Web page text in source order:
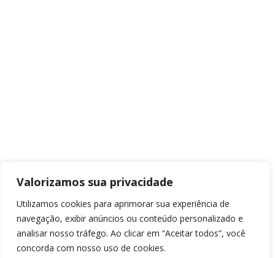
Valorizamos sua privacidade
Utilizamos cookies para aprimorar sua experiência de
navegação, exibir anúncios ou conteúdo personalizado e
analisar nosso tráfego. Ao clicar em “Aceitar todos”, você
concorda com nosso uso de cookies.